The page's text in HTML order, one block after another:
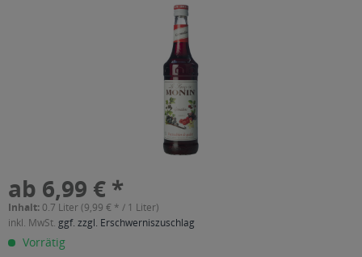
ab 6,99 € *
Inhalt: 0.7 Liter (9,99 € * / 1 Liter)
inkl. MwSt. ggf. zzgl. Erschwerniszuschlag
Vorrätig